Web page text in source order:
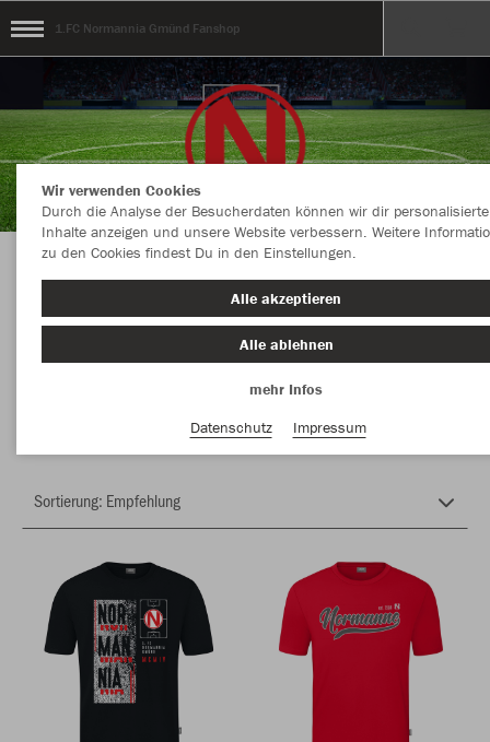
1.FC Normannia Gmünd Fanshop
Herzlich Willkommen im Fanshop des 1.FC
Normannia Gmünd
Farbe
Wir verwenden Cookies
Durch die Analyse der Besucherdaten können wir dir personalisierte
Inhalte anzeigen und unsere Website verbessern. Weitere
zu den Cookies findest Du in den Einstellungen.
Alle akzeptieren
Alle ablehnen
mehr Infos
Datenschutz
Impressum